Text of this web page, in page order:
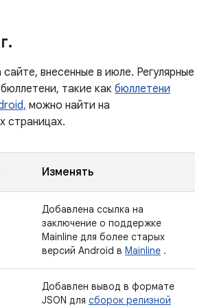
.
внесенные в июле. Регулярные
такие как бюллетени
можно найти на
страницах.
Изменять
Добавлена ​​ссылка на
заключение о поддержке
Mainline для более старых
версий Android в Mainline .
Добавлен вывод в формате
JSON для сборок релизной